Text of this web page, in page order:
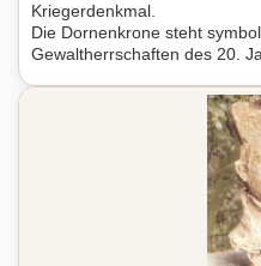
Kriegerdenkmal.
Die Dornenkrone steht
Gewaltherrschaften des 20.